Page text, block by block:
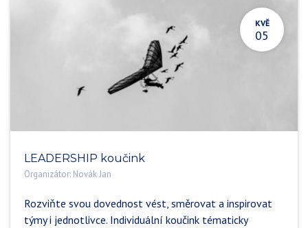
KVĚ
05
LEADERSHIP koučink
Organizátor: Novák Jan
Rozviňte svou dovednost vést, směrovat a inspirovat
týmy i jednotlivce. Individuální koučink tématicky